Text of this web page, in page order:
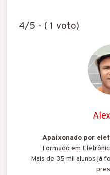
4/5 - ( 1 voto)
Apaixonado por
Formado em
Mais de 35 mil alunos já